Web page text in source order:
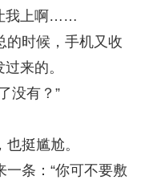
我上啊……
时候，手机又收
来的。
没有？”
挺尴尬。
条：“你可不要敷